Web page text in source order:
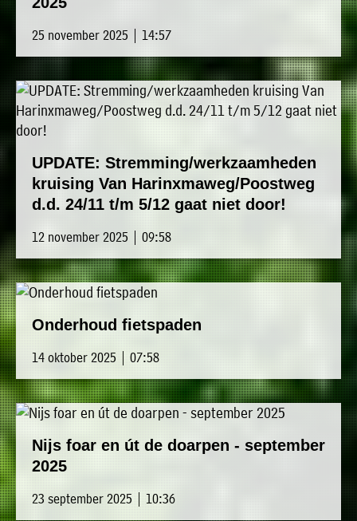
25 november 2025 | 14:57
UPDATE: Stremming/werkzaamheden
kruising Van Harinxmaweg/Poostweg
d.d. 24/11 t/m 5/12 gaat niet door!
12 november 2025 | 09:58
Onderhoud fietspaden
14 oktober 2025 | 07:58
Nijs foar en út de doarpen - september
2025
23 september 2025 | 10:36